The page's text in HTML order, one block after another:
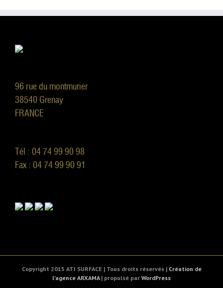
96 rue du montmurier
38540 Grenay
FRANCE
Tél : 04 74 99 90 98
Fax : 04 74 99 90 91
Copyright 2015 ATI SURFACE | Tous droits réservés | Création de
l'agence ARXAMA| propulsé par WordPress